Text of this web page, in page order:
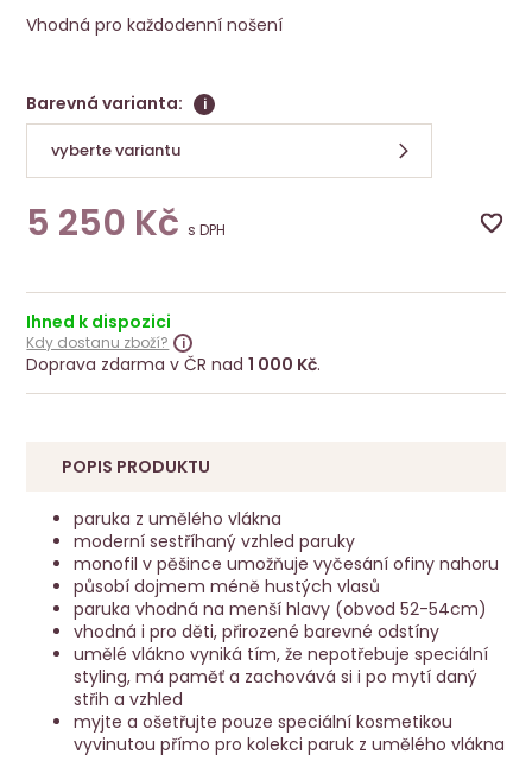
Vhodná pro každodenní nošení
Barevná varianta: i
vyberte variantu
5 250 Kčs DPH
Ihned k dispozici
Kdy dostanu zboží?
Doprava zdarma v ČR nad1 000 Kč.
POPIS PRODUKTU
paruka z umělého vlákna
moderní sestříhaný vzhled paruky
monofil v pěšince umožňuje vyčesání ofiny nahoru
působí dojmem méně hustých vlasů
paruka vhodná na menší hlavy (obvod 52-54cm)
vhodná i pro děti, přirozené barevné odstíny
umělé vlákno vyniká tím, že nepotřebuje speciální
styling, má paměť a zachovává si i po mytí daný
střih a vzhled
myjte a ošetřujte pouze speciální kosmetikou
vyvinutou přímo pro kolekci paruk z umělého vlákna